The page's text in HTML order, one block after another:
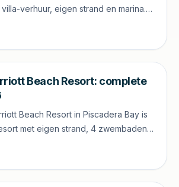
verhuur, eigen strand en marina.
Beach Resort: complete
Beach Resort in Piscadera Bay is
met eigen strand, 4 zwembaden
en wat kost het.